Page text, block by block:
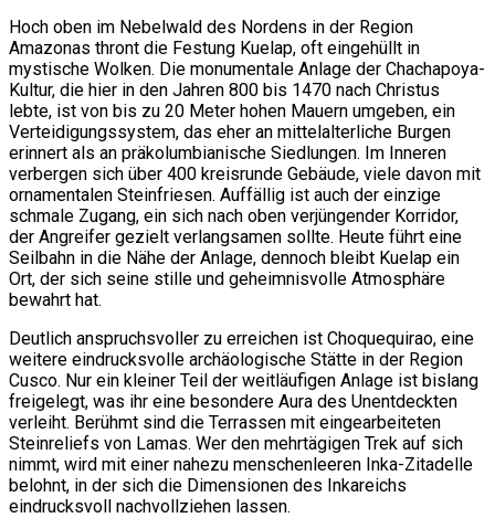
Hoch oben im Nebelwald des Nordens in der Region
Amazonas thront die Festung Kuelap, oft eingehüllt in
mystische Wolken. Die monumentale Anlage der Chachapoya-
Kultur, die hier in den Jahren 800 bis 1470 nach Christus
lebte, ist von bis zu 20 Meter hohen Mauern umgeben, ein
Verteidigungssystem, das eher an mittelalterliche Burgen
erinnert als an präkolumbianische Siedlungen. Im Inneren
verbergen sich über 400 kreisrunde Gebäude, viele davon mit
ornamentalen Steinfriesen. Auffällig ist auch der einzige
schmale Zugang, ein sich nach oben verjüngender Korridor,
der Angreifer gezielt verlangsamen sollte. Heute führt eine
Seilbahn in die Nähe der Anlage, dennoch bleibt Kuelap ein
Ort, der sich seine stille und geheimnisvolle Atmosphäre
bewahrt hat.
Deutlich anspruchsvoller zu erreichen ist Choquequirao, eine
weitere eindrucksvolle archäologische Stätte in der Region
Cusco. Nur ein kleiner Teil der weitläufigen Anlage ist bislang
freigelegt, was ihr eine besondere Aura des Unentdeckten
verleiht. Berühmt sind die Terrassen mit eingearbeiteten
Steinreliefs von Lamas. Wer den mehrtägigen Trek auf sich
nimmt, wird mit einer nahezu menschenleeren Inka-Zitadelle
belohnt, in der sich die Dimensionen des Inkareichs
eindrucksvoll nachvollziehen lassen.